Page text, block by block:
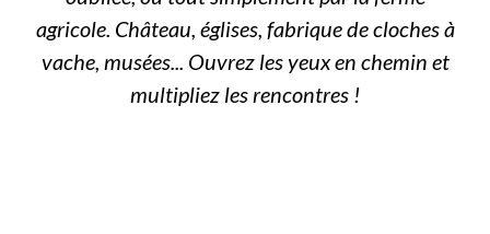
agricole. Château, églises, fabrique de cloches à
vache, musées... Ouvrez les yeux en chemin et
multipliez les rencontres !